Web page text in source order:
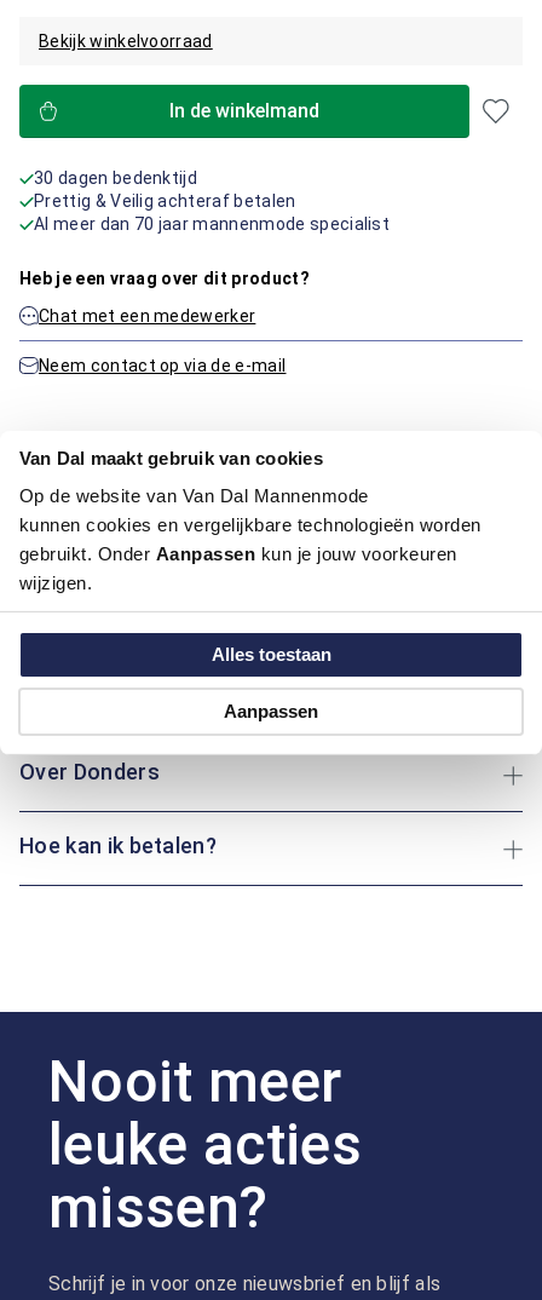
Van Dal maakt gebruik van cookies
Op de website van Van Dal Mannenmode
kunnen cookies en vergelijkbare technologieën worden
gebruikt. Onder Aanpassen kun je jouw voorkeuren
wijzigen.
Alles toestaan
Aanpassen
Bekijk winkelvoorraad
In de winkelmand
30 dagen bedenktijd
Prettig & Veilig achteraf betalen
Al meer dan 70 jaar mannenmode specialist
Heb je een vraag over dit product?
Chat met een medewerker
Neem contact op via de e-mail
Productinformatie
Artikelnummer
1016089-20
Kleur:
Blauw/Navy
Materiaal:
Motief:
Uni motief
Maatinformatie
Over Donders
Hoe kan ik betalen?
Nooit meer
leuke acties
missen?
Schrijf je in voor onze nieuwsbrief en blijf als